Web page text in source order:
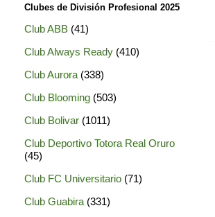
Clubes de División Profesional 2025
Club ABB (41)
Club Always Ready (410)
Club Aurora (338)
Club Blooming (503)
Club Bolivar (1011)
Club Deportivo Totora Real Oruro
(45)
Club FC Universitario (71)
Club Guabira (331)